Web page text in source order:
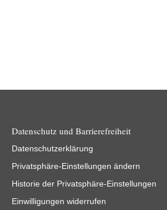
Datenschutz und Barrierefreiheit
Datenschutzerklärung
Privatsphäre-Einstellungen ändern
Historie der Privatsphäre-Einstellungen
Einwilligungen widerrufen